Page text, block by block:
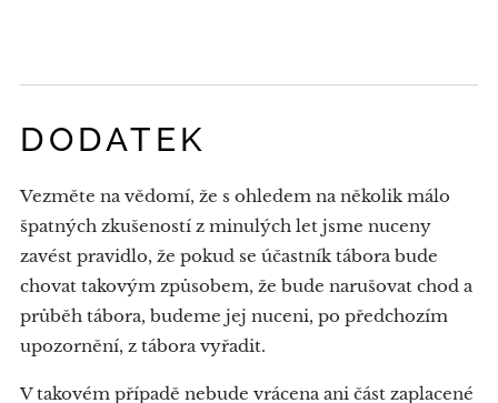
DODATEK
Vezměte na vědomí, že s ohledem na několik málo
špatných zkušeností z minulých let jsme nuceny
zavést pravidlo, že pokud se účastník tábora bude
chovat takovým způsobem, že bude narušovat chod a
průběh tábora, budeme jej nuceni, po předchozím
upozornění, z tábora vyřadit.
V takovém případě nebude vrácena ani část zaplacené